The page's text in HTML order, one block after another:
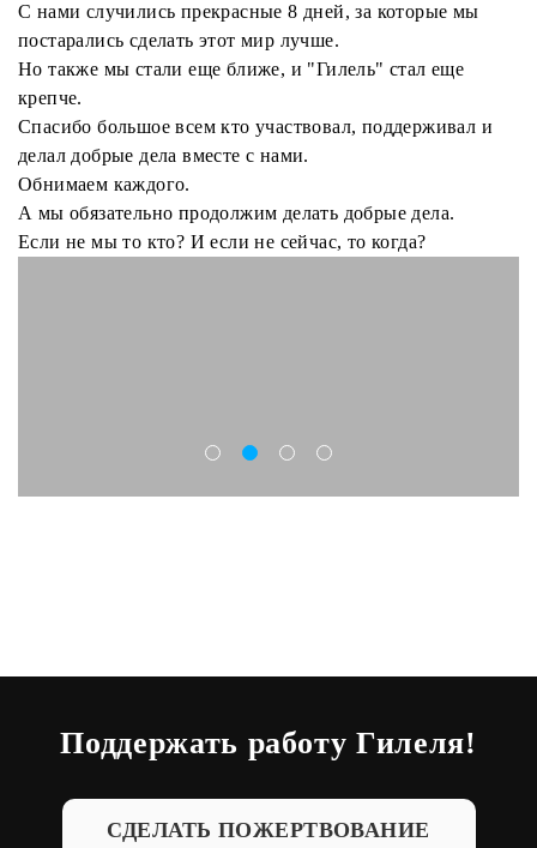
С нами случились прекрасные 8 дней, за которые мы
постарались сделать этот мир лучше.
Но также мы стали еще ближе, и "Гилель" стал еще
крепче.
Спасибо большое всем кто участвовал, поддерживал и
делал добрые дела вместе с нами.
Обнимаем каждого.
А мы обязательно продолжим делать добрые дела.
Если не мы то кто? И если не сейчас, то когда?
Поддержать работу Гилеля!
СДЕЛАТЬ ПОЖЕРТВОВАНИЕ